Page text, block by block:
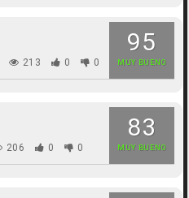
95
MUY BUENO
213 0 0
83
MUY BUENO
206 0 0